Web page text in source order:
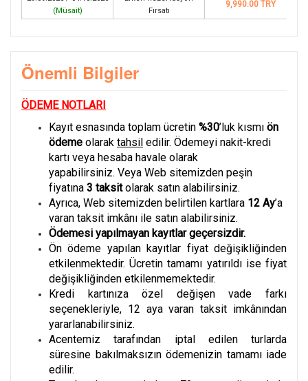
(Müsait)
Fırsatı
9,990.00 TRY
Önemli Bilgiler
ÖDEME NOTLARI
Kayıt esnasında toplam ücretin %30’luk kısmı ön
ödeme olarak tahsil edilir. Ödemeyi nakit-kredi
kartı veya hesaba havale olarak
yapabilirsiniz. Veya Web sitemizden peşin
fiyatına 3 taksitolarak satın alabilirsiniz.
Ayrıca, Web sitemizden belirtilen kartlara 12 Ay’a
varan taksit imkânı ile satın alabilirsiniz.
Ödemesi yapılmayan kayıtlar geçersizdir.
Ön ödeme yapılan kayıtlar fiyat değişikliğinden
etkilenmektedir. Ücretin tamamı yatırıldı ise fiyat
değişikliğinden etkilenmemektedir.
Kredi kartınıza özel değişen vade farkı
seçenekleriyle, 12 aya varan taksit imkânından
yararlanabilirsiniz.
Acentemiz tarafından iptal edilen turlarda
süresine bakılmaksızın ödemenizin tamamı iade
edilir.